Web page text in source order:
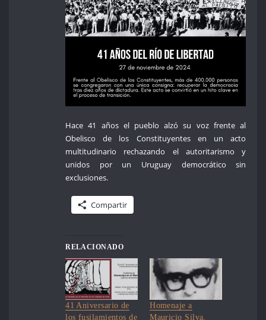
Hace 41 años el pueblo alzó su voz frente al
Obelisco de los Constituyentes en un acto
multitudinario rechazando el autoritarismo y
unidos por un Uruguay democrático sin
exclusiones.
Compartir
RELACIONADO
41 Aniversario de
los fusilamientos de
Homenaje a
Mauricio Silva,